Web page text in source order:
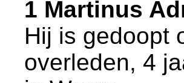
1 Martinus
Hij is gedoopt
overleden, 4